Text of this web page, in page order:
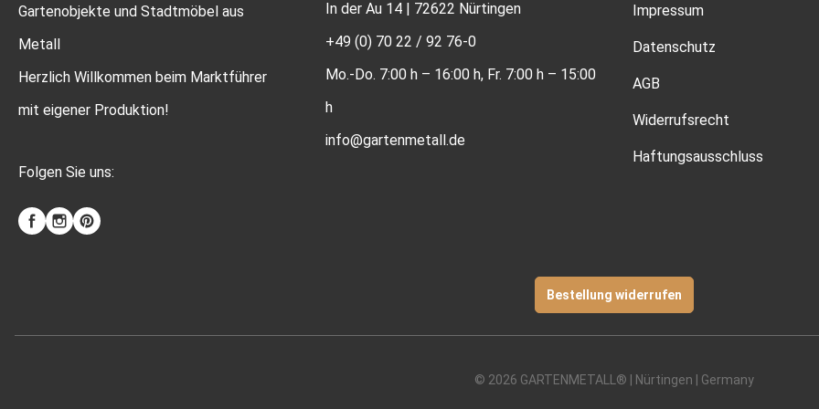
Gartenobjekte und Stadtmöbel aus
Metall
Herzlich Willkommen beim Marktführer
mit eigener Produktion!
Folgen Sie uns:
In der Au 14 | 72622 Nürtingen
+49 (0) 70 22 / 92 76-0
Mo.-Do. 7:00 h – 16:00 h, Fr. 7:00 h – 15:00
h
info@gartenmetall.de
Impressum
Datenschutz
AGB
Widerrufsrecht
Haftungsausschluss
Bestellung widerrufen
© 2026 GARTENMETALL® | Nürtingen | Germany